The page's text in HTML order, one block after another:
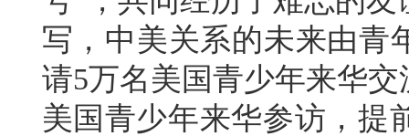
写，中美关系的未来由青
请5万名美国青少年来华
美国青少年来华参访，提